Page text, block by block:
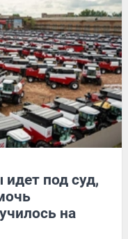
под суд,
на